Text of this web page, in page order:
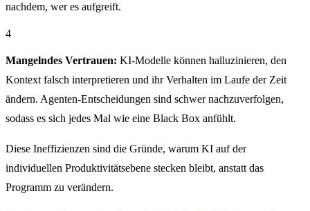
nachdem, wer es aufgreift.
4
Mangelndes Vertrauen: KI-Modelle können halluzinieren, den
Kontext falsch interpretieren und ihr Verhalten im Laufe der Zeit
ändern. Agenten-Entscheidungen sind schwer nachzuverfolgen,
sodass es sich jedes Mal wie eine Black Box anfühlt.
Diese Ineffizienzen sind die Gründe, warum KI auf der
individuellen Produktivitätsebene stecken bleibt, anstatt das
Programm zu verändern.